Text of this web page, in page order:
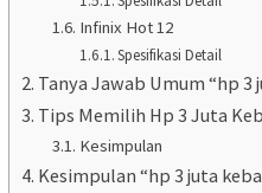
Infinix Hot 12
Spesifikasi Detail
Tanya Jawab Umum “hp 3
Tips Memilih Hp 3 Juta
Kesimpulan
Kesimpulan “hp 3 juta